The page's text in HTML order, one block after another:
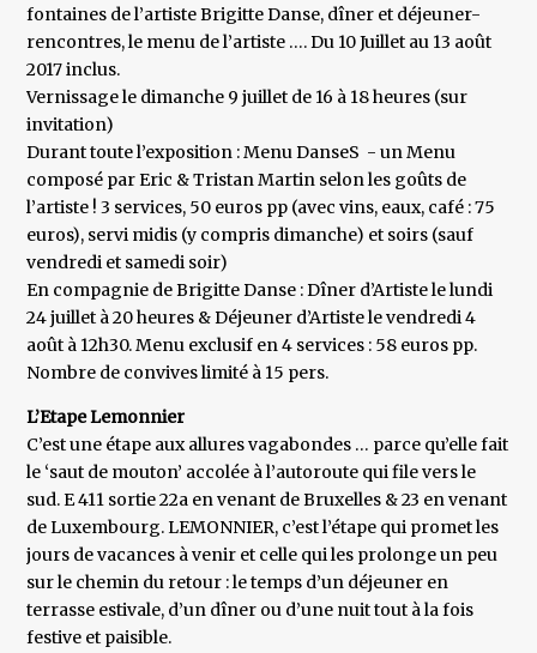
fontaines de l’artiste Brigitte Danse, dîner et déjeuner-
rencontres, le menu de l’artiste …. Du 10 Juillet au 13 août
2017 inclus.
Vernissage le dimanche 9 juillet de 16 à 18 heures (sur
invitation)
Durant toute l’exposition : Menu DanseS - un Menu
composé par Eric & Tristan Martin selon les goûts de
l’artiste ! 3 services, 50 euros pp (avec vins, eaux, café : 75
euros), servi midis (y compris dimanche) et soirs (sauf
vendredi et samedi soir)
En compagnie de Brigitte Danse : Dîner d’Artiste le lundi
24 juillet à 20 heures & Déjeuner d’Artiste le vendredi 4
août à 12h30. Menu exclusif en 4 services : 58 euros pp.
Nombre de convives limité à 15 pers.
L’Etape Lemonnier
C’est une étape aux allures vagabondes … parce qu’elle fait
le ‘saut de mouton’ accolée à l’autoroute qui file vers le
sud. E 411 sortie 22a en venant de Bruxelles & 23 en venant
de Luxembourg. LEMONNIER, c’est l’étape qui promet les
jours de vacances à venir et celle qui les prolonge un peu
sur le chemin du retour : le temps d’un déjeuner en
terrasse estivale, d’un dîner ou d’une nuit tout à la fois
festive et paisible.